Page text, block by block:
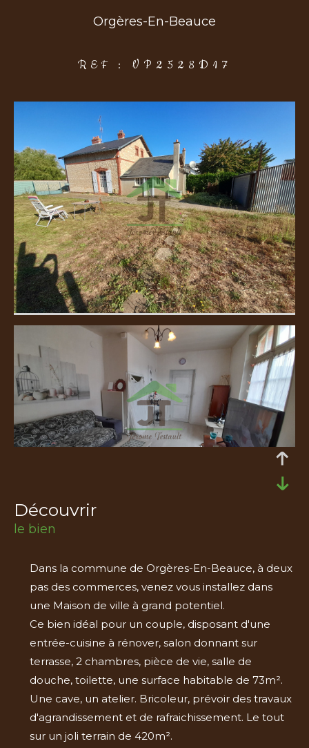
Orgères-En-Beauce
REF : VP2528D17
découvrir
le bien
Dans la commune de Orgères-En-Beauce, à deux
pas des commerces, venez vous installez dans
une Maison de ville à grand potentiel.
Ce bien idéal pour un couple, disposant d'une
entrée-cuisine à rénover, salon donnant sur
terrasse, 2 chambres, pièce de vie, salle de
douche, toilette, une surface habitable de 73m².
Une cave, un atelier. Bricoleur, prévoir des travaux
d'agrandissement et de rafraichissement. Le tout
sur un joli terrain de 420m².